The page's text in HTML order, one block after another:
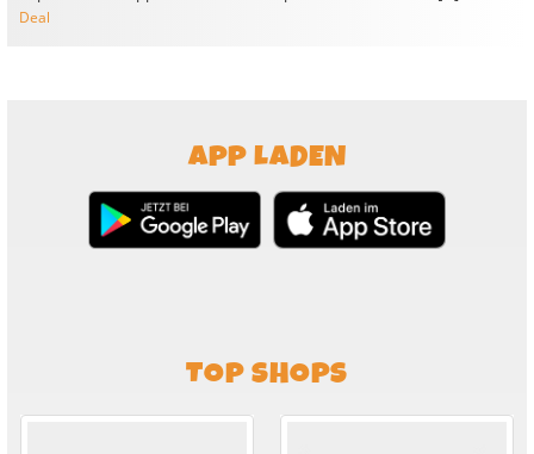
Deal
APP LADEN
TOP SHOPS